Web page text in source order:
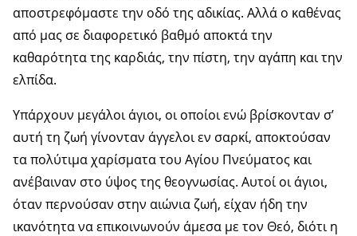
αποστρεφόμαστε την οδό της αδικίας. Αλλά ο καθένας
από μας σε διαφορετικό βαθμό αποκτά την
καθαρότητα της καρδιάς, την πίστη, την αγάπη και την
ελπίδα.
Υπάρχουν μεγάλοι άγιοι, οι οποίοι ενώ βρίσκονταν σ’
αυτή τη ζωή γίνονταν άγγελοι εν σαρκί, αποκτούσαν
τα πολύτιμα χαρίσματα του Αγίου Πνεύματος και
ανέβαιναν στο ύψος της θεογνωσίας. Αυτοί οι άγιοι,
όταν περνούσαν στην αιώνια ζωή, είχαν ήδη την
ικανότητα να επικοινωνούν άμεσα με τον Θεό, διότι η